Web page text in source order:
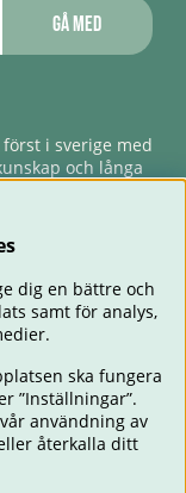
Gå med
i sverige med
och långa
& MATA
RESA
dig en bättre och
samt för analys,
ska fungera
”Inställningar”.
användning av
återkalla ditt